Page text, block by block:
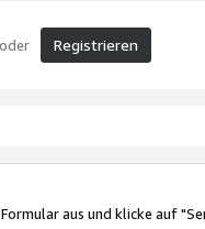
oder Registrieren
aus und klicke auf